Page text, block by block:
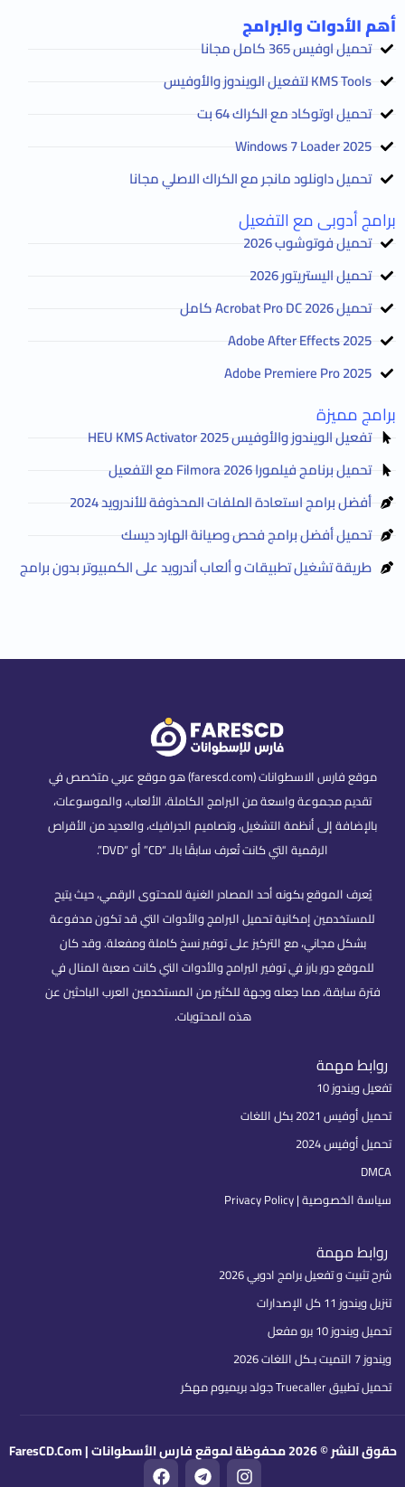
أهم الأدوات والبرامج
تحميل اوفيس 365 كامل مجانا
KMS Tools لتفعيل الويندوز والأوفيس
تحميل اوتوكاد مع الكراك 64 بت
2025 Windows 7 Loader
تحميل داونلود مانجر مع الكراك الاصلي مجانا
برامج أدوبى مع التفعيل
تحميل فوتوشوب 2026
تحميل اليستريتور 2026
تحميل Acrobat Pro DC 2026 كامل
Adobe After Effects 2025
Adobe Premiere Pro 2025
برامج مميزة
تفعيل الويندوز والأوفيس HEU KMS Activator 2025
تحميل برنامج فيلمورا Filmora 2026 مع التفعيل
أفضل برامج استعادة الملفات المحذوفة للأندرويد 2024
تحميل أفضل برامج فحص وصيانة الهارد ديسك
طريقة تشغيل تطبيقات و ألعاب أندرويد على الكمبيوتر بدون برامج
موقع فارس الاسطوانات (farescd.com) هو موقع عربي متخصص في
تقديم مجموعة واسعة من البرامج الكاملة، الألعاب، والموسوعات،
بالإضافة إلى أنظمة التشغيل، وتصاميم الجرافيك، والعديد من الأقراص
الرقمية التي كانت تُعرف سابقًا بالـ “CD” أو “DVD”.
يُعرف الموقع بكونه أحد المصادر الغنية للمحتوى الرقمي، حيث يتيح
للمستخدمين إمكانية تحميل البرامج والأدوات التي قد تكون مدفوعة
بشكل مجاني، مع التركيز على توفير نسخ كاملة ومفعلة. وقد كان
للموقع دور بارز في توفير البرامج والأدوات التي كانت صعبة المنال في
فترة سابقة، مما جعله وجهة للكثير من المستخدمين العرب الباحثين عن
هذه المحتويات.
روابط مهمة
تفعيل ويندوز 10
تحميل أوفيس 2021 بكل اللغات
تحميل أوفيس 2024
DMCA
سياسة الخصوصية | Privacy Policy
روابط مهمة
شرح تثبيت و تفعيل برامج ادوبي 2026
تنزيل ويندوز 11 كل الإصدارات
تحميل ويندوز 10 برو مفعل
ويندوز 7 التميت بـكل اللغات 2026
تحميل تطبيق Truecaller جولد بريميوم مهكر
حقوق النشر © 2026 محفوظة لموقع فارس الأسطوانات | FaresCD.Com I
T
F